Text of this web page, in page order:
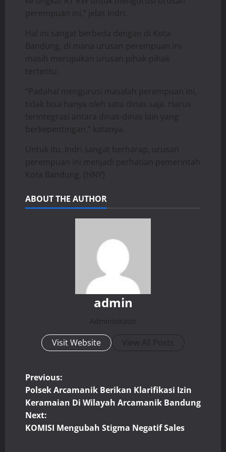
perempuan ini,” jelas Indri.
Hal ini sangat berbeda dengan di Kota
Bandung, di mana urusan perempuan ini
masih merupakan urusan pihak-pihak
tertentu.
“Padahal mengurusi masalah perempuan ini,
tidak bisa hanya oleh satu dinas saja. Harus
terintegrasi antara dinas-dinas lain yang
berkepentingan,” katanya.
Untuk itu, Indri sangat berharap, urusan
perempuan ini menjadi perhatian pemerintah
Kota Bandung. (HNY)
ABOUT THE AUTHOR
admin
Administrator
Visit Website View All Posts
P
o
s
Previous:
Polsek Arcamanik Berikan Klarifikasi Izin
Keramaian Di Wilayah Arcamanik Bandung
Next:
KOMISI Mengubah Stigma Negatif Sales